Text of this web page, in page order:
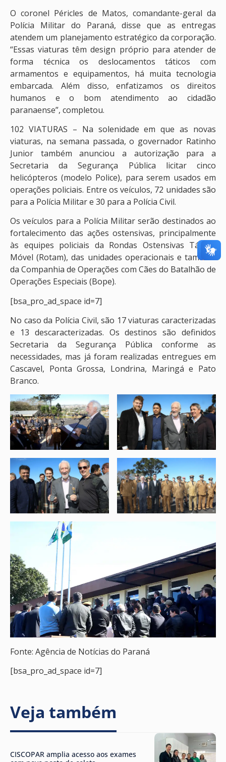
O coronel Péricles de Matos, comandante-geral da
Polícia Militar do Paraná, disse que as entregas
atendem um planejamento estratégico da corporação.
“Essas viaturas têm design próprio para atender de
forma técnica os deslocamentos táticos com
armamentos e equipamentos, há muita tecnologia
embarcada. Além disso, enfatizamos os direitos
humanos e o bom atendimento ao cidadão
paranaense”, completou.
102 VIATURAS – Na solenidade em que as novas
viaturas, na semana passada, o governador Ratinho
Junior também anunciou a autorização para a
Secretaria da Segurança Pública licitar cinco
helicópteros (modelo Police), para serem usados em
operações policiais. Entre os veículos, 72 unidades são
para a Polícia Militar e 30 para a Polícia Civil.
Os veículos para a Polícia Militar serão destinados ao
fortalecimento das ações ostensivas, principalmente
às equipes policiais da Rondas Ostensivas Tático-
Móvel (Rotam), das unidades operacionais e também
da Companhia de Operações com Cães do Batalhão de
Operações Especiais (Bope).
[bsa_pro_ad_space id=7]
No caso da Polícia Civil, são 17 viaturas caracterizadas
e 13 descaracterizadas. Os destinos são definidos
Secretaria da Segurança Pública conforme as
necessidades, mas já foram realizadas entregues em
Cascavel, Ponta Grossa, Londrina, Maringá e Pato
Branco.
Fonte: Agência de Notícias do Paraná
[bsa_pro_ad_space id=7]
Veja também
CISCOPAR amplia acesso aos exames